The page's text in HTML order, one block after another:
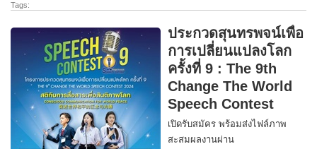
Tags:
ประกวดสุนทรพจน์เพื่อ
การเปลี่ยนแปลงโลก
ครั้งที่ 9 : The 9th
Change The World
Speech Contest
เปิดรับสมัคร พร้อมส่งไฟล์ภาพ
สะสมผลงานผ่าน